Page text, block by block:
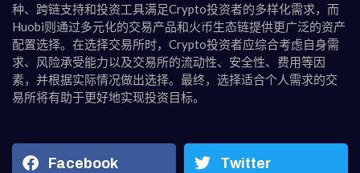
种、跨链支持和投资工具满足Crypto投资者的多样化需求，而
Huobi则通过多元化的交易产品和火币生态链提供更广泛的资产
配置选择。在选择交易所时，Crypto投资者应综合考虑自身需
求、风险承受能力以及交易所的流动性、安全性、费用等因
素，并根据实际情况做出选择。最终，选择适合个人需求的交
易所将有助于更好地实现投资目标。
Facebook Twitter